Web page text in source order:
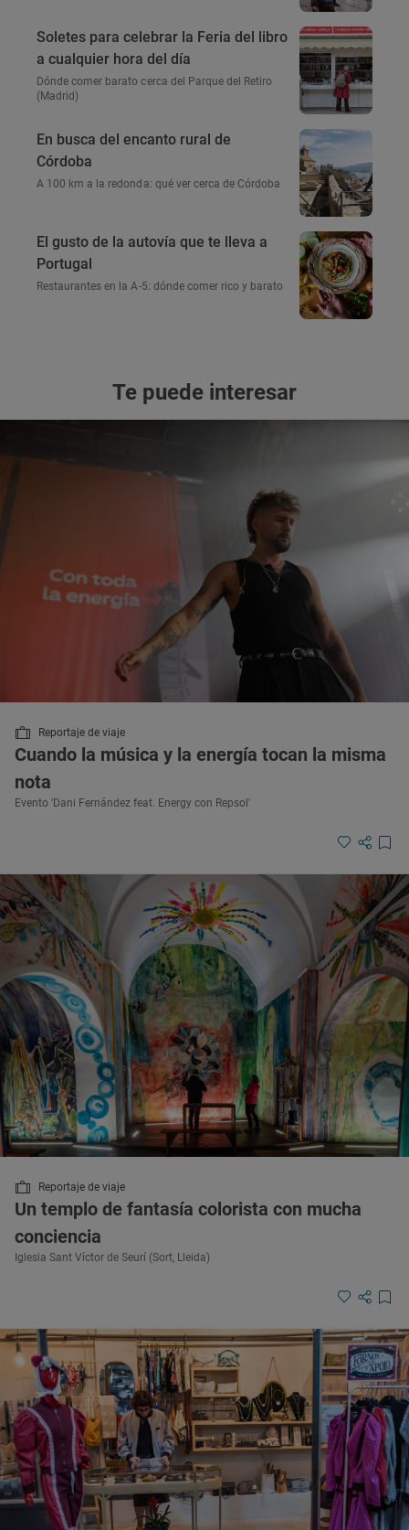
Soletes para celebrar la Feria del libro
a cualquier hora del día
Dónde comer barato cerca del Parque del Retiro
(Madrid)
En busca del encanto rural de
Córdoba
A 100 km a la redonda: qué ver cerca de Córdoba
El gusto de la autovía que te lleva a
Portugal
Restaurantes en la A-5: dónde comer rico y barato
Te puede interesar
Reportaje de viaje
Cuando la música y la energía tocan la misma
nota
Evento 'Dani Fernández feat. Energy con Repsol'
Reportaje de viaje
Un templo de fantasía colorista con mucha
conciencia
Iglesia Sant Víctor de Seurí (Sort, Lleida)